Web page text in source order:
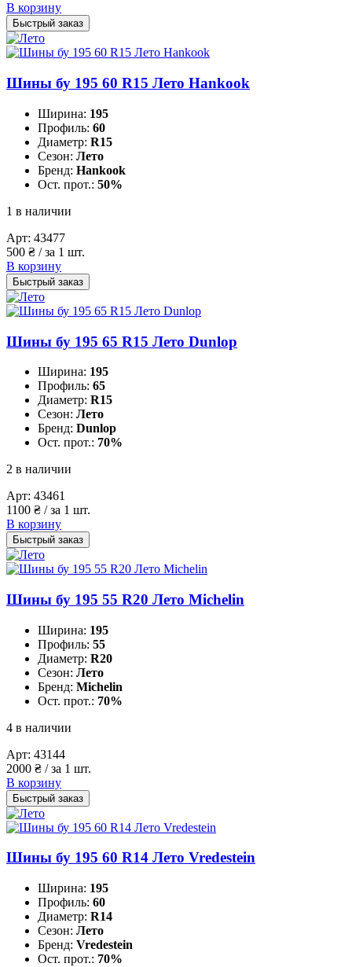
В корзину
Быстрый заказ
Шины бу 195 60 R15 Лето Hankook
Ширина: 195
Профиль: 60
Диаметр: R15
Сезон: Лето
Бренд: Hankook
Ост. прот.: 50%
1 в наличии
Арт: 43477
500 ₴ / за 1 шт.
В корзину
Быстрый заказ
Шины бу 195 65 R15 Лето Dunlop
Ширина: 195
Профиль: 65
Диаметр: R15
Сезон: Лето
Бренд: Dunlop
Ост. прот.: 70%
2 в наличии
Арт: 43461
1100 ₴ / за 1 шт.
В корзину
Быстрый заказ
Шины бу 195 55 R20 Лето Michelin
Ширина: 195
Профиль: 55
Диаметр: R20
Сезон: Лето
Бренд: Michelin
Ост. прот.: 70%
4 в наличии
Арт: 43144
2000 ₴ / за 1 шт.
В корзину
Быстрый заказ
Шины бу 195 60 R14 Лето Vredestein
Ширина: 195
Профиль: 60
Диаметр: R14
Сезон: Лето
Бренд: Vredestein
Ост. прот.: 70%